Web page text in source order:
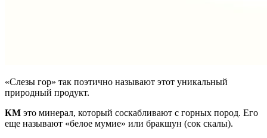
«Слезы гор» так поэтично называют этот уникальный
природный продукт.
КМ это минерал, который соскабливают с горных пород. Его
еще называют «белое мумие» или бракшун (сок скалы).